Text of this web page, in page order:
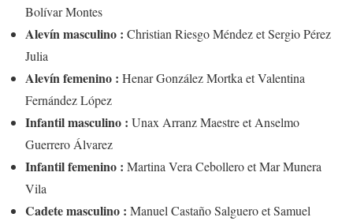
Bolívar Montes
Alevín masculino : Christian Riesgo Méndez et Sergio Pérez
Julia
Alevín femenino : Henar González Mortka et Valentina
Fernández López
Infantil masculino : Unax Arranz Maestre et Anselmo
Guerrero Álvarez
Infantil femenino : Martina Vera Cebollero et Mar Munera
Vila
Cadete masculino : Manuel Castaño Salguero et Samuel